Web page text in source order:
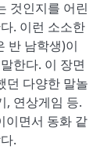
것인지를 어린
. 이런 소소한
반 남학생)이
한다. 이 장면
던 다양한 말놀
, 연상게임 등.
이면서 동화 같
.